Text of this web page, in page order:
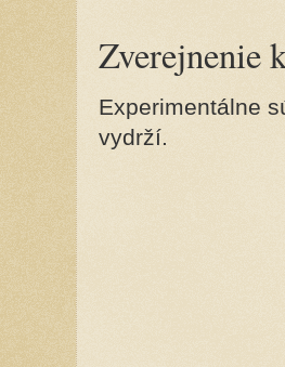
Zverejnenie
Experimentálne
vydrží.